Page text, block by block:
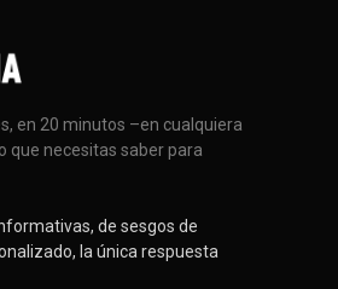
en 20 minutos –en cualquiera
que necesitas saber para
de sesgos de
la única respuesta